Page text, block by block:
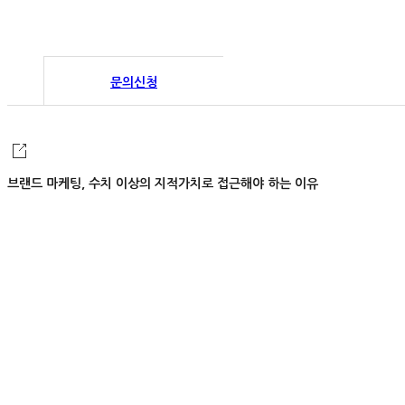
문의신청
브랜드 마케팅, 수치 이상의 지적가치로 접근해야 하는 이유